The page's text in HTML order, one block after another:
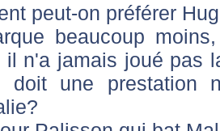
peut-on préférer
beaucoup
il n'a jamais joué pas
doit une prestation